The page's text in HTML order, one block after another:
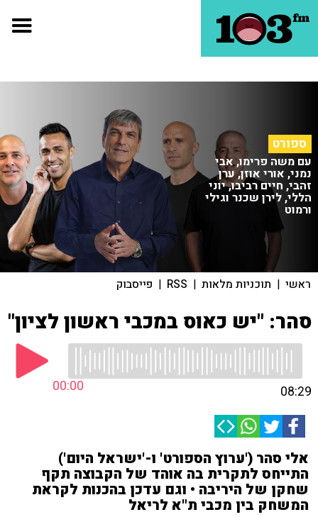
ספורט
עם משה פרימו, אבי
נמני, אורי אוזן, ערן
זהבי, חיים רביבו, יוני
הללי, לירן שכנר וגילי
ורמוט
ראשי | תוכניות מלאות |
RSS
| פייסבוק
סהר: "יש כאוס במכבי ראשון לציון"
00:00 08:29
אלי סהר ('ערוץ הספורט' ו-'ישראל היום')
התייחס לתקרית בה אוהד של הקבוצה תקף
שחקן של היריבה • וגם עדכן בהכנות לקראת
המשחק בין מכבי ת"א לריאל